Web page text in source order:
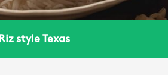
Riz style Texas